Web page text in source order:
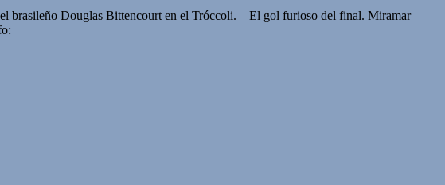
brasileño Douglas Bittencourt en el Tróccoli. El gol furioso del final. Miramar